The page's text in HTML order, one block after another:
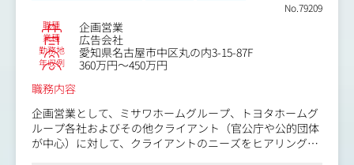
広告「企画・提案」および「営業」の両方を担当するた
め、クライアントおよび協力会社との折衝、ディレクター
業務、売上請求、仕入管理など、幅広い業務を担当するこ
とになります。
■入社直後にお任せすること
・先輩と一緒にクライアント訪問
・チームでの企画会議参加
・クライアント、協力会社との打ち合わせ参加
・企画書、報告書整理作成
No.79209
職種 企画営業
業種 広告会社
勤務地 愛知県名古屋市中区丸の内3-15-87F
年収例
360万円～450万円
職務内容
企画営業として、ミサワホームグループ、トヨタホームグ
ループ各社およびその他クライアント（官公庁や公的団体
が中心）に対して、クライアントのニーズをヒアリングし